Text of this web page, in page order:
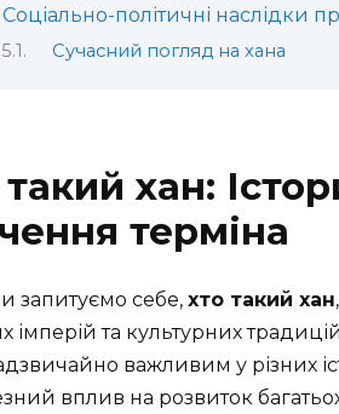
Соціально-політичні наслідки
Сучасний погляд на хана
хан:
терміна
запитуємо себе, хто такий хан
імперій та культурних
важливим у різних
вплив на розвиток